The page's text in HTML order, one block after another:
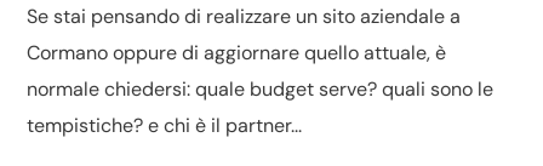
Se stai pensando di realizzare un sito aziendale a
Cormano oppure di aggiornare quello attuale, è
normale chiedersi: quale budget serve? quali sono le
tempistiche? e chi è il partner...